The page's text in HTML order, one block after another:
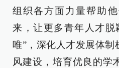
组织各方面力量帮助
来，让更多青年人才脱
唯”，深化人才发展体
风建设，培育优良的学